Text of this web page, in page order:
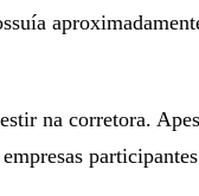
na corretora.